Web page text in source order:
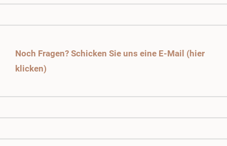
Noch Fragen? Schicken Sie uns eine E-Mail (hier
klicken)